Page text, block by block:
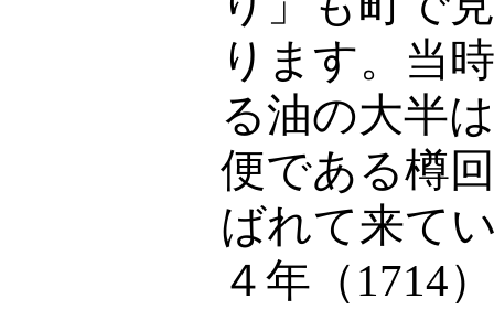
ります。当
る油の大半
便である樽
ばれて来て
４年（ 1714